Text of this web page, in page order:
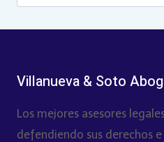
Villanueva & Soto
Los mejores asesores
defendiendo sus derechos